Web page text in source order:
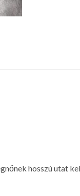
hosszú utat